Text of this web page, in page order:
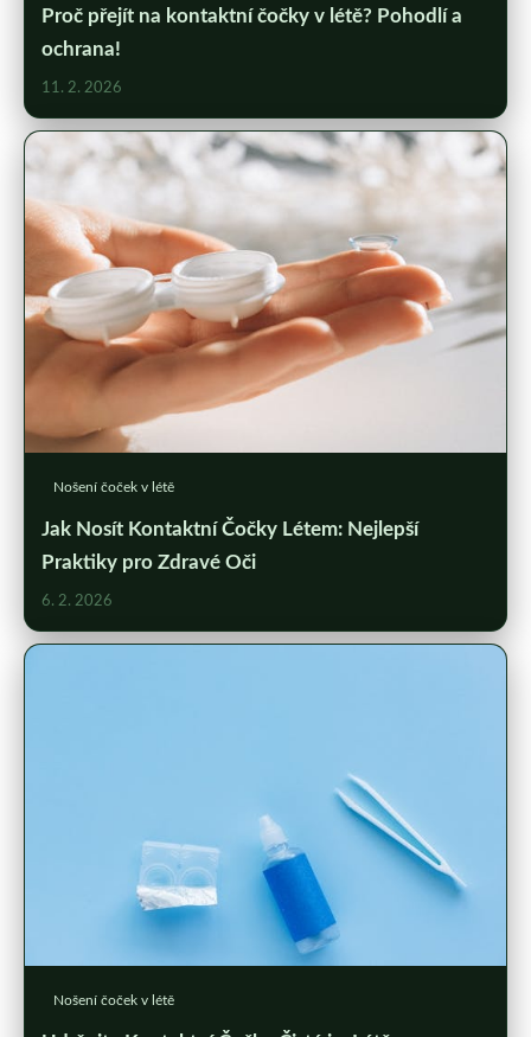
Proč přejít na kontaktní čočky v létě? Pohodlí a
ochrana!
11. 2. 2026
Nošení čoček v létě
Jak Nosít Kontaktní Čočky Létem: Nejlepší
Praktiky pro Zdravé Oči
6. 2. 2026
Nošení čoček v létě